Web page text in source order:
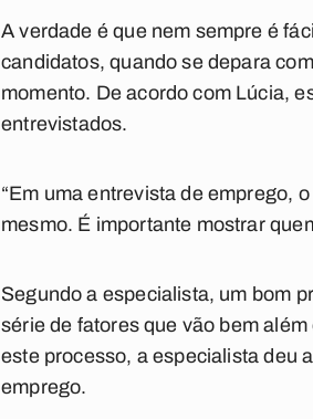
A verdade é que nem sempre é
candidatos, quando se depara
momento. De acordo com Lúcia,
entrevistados.
“Em uma entrevista de emprego,
mesmo. É importante mostrar
Segundo a especialista, um bom
série de fatores que vão bem
este processo, a especialista deu
emprego.